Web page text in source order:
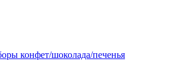
конфет/шоколада/печенья